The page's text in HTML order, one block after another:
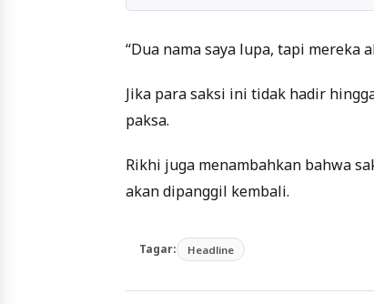
“Dua nama saya lupa, tapi mereka
Jika para saksi ini tidak hadir
paksa.
Rikhi juga menambahkan bahwa
akan dipanggil kembali.
Tagar: Headline